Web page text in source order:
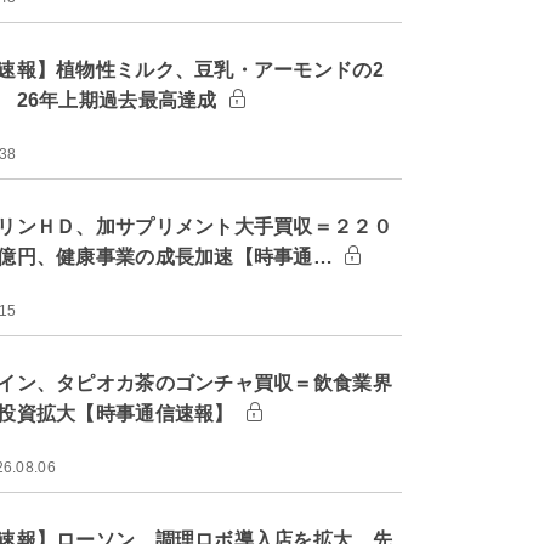
報】植物性ミルク、豆乳・アーモンドの2
26年上期過去最高達成
ンＨＤ、加サプリメント大手買収＝２２０
円、健康事業の成長加速【時事通…
ン、タピオカ茶のゴンチャ買収＝飲食業界
資拡大【時事通信速報】
報】ローソン、調理ロボ導入店を拡大 先